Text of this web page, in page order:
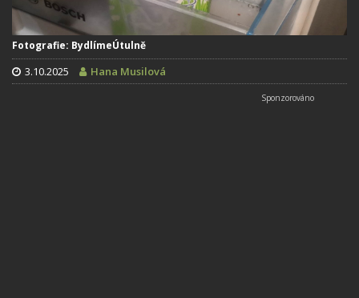
Fotografie: BydlímeÚtulně
3.10.2025 Hana Musilová